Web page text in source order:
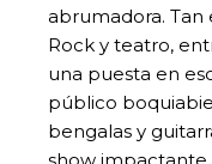
abrumadora.
Rock y teatro,
una puesta en
público
bengalas y